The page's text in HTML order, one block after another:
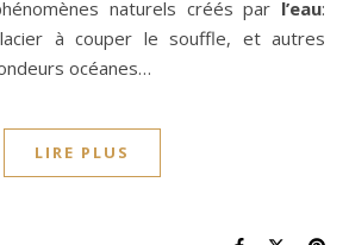
naturels créés par l’eau:
à couper le souffle, et autres
océanes…
LIRE PLUS